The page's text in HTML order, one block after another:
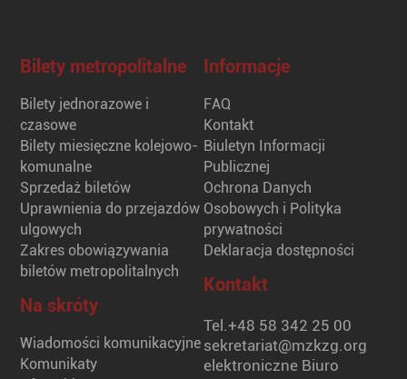
Bilety metropolitalne
Bilety jednorazowe i
czasowe
Bilety miesięczne kolejowo-
komunalne
Sprzedaż biletów
Uprawnienia do przejazdów
ulgowych
Zakres obowiązywania
biletów metropolitalnych
Na skróty
Wiadomości komunikacyjne
Komunikaty
Informacje
FAQ
Kontakt
Biuletyn Informacji
Publicznej
Ochrona Danych
Osobowych i Polityka
prywatności
Deklaracja dostępności
Kontakt
Tel.+48 58 342 25 00
sekretariat@mzkzg.org
elektroniczne Biuro